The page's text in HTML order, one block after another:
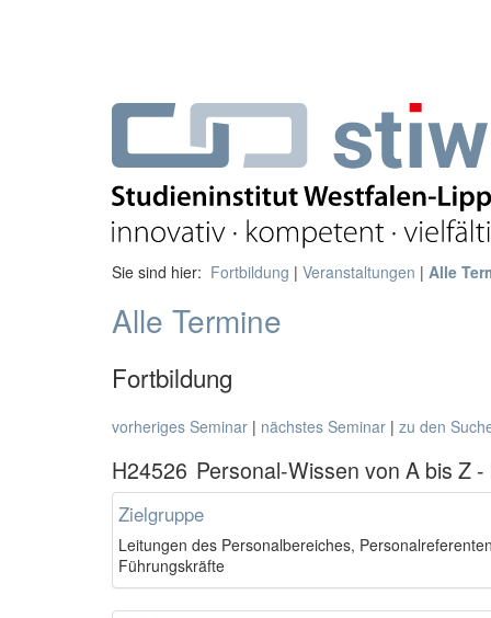
Sie sind hier: Fortbildung | Veranstaltungen | Alle
Alle Termine
Fortbildung
vorheriges Seminar | nächstes Seminar | zu den
H24526 Personal-Wissen von A bis Z
Zielgruppe
Leitungen des Personalbereiches,
Führungskräfte